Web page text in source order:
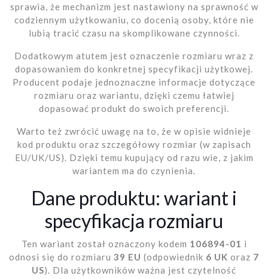
sprawia, że mechanizm jest nastawiony na sprawność w
codziennym użytkowaniu, co docenią osoby, które nie
lubią tracić czasu na skomplikowane czynności.
Dodatkowym atutem jest oznaczenie rozmiaru wraz z
dopasowaniem do konkretnej specyfikacji użytkowej.
Producent podaje jednoznaczne informacje dotyczące
rozmiaru oraz wariantu, dzięki czemu łatwiej
dopasować produkt do swoich preferencji.
Warto też zwrócić uwagę na to, że w opisie widnieje
kod produktu oraz szczegółowy rozmiar (w zapisach
EU/UK/US). Dzięki temu kupujący od razu wie, z jakim
wariantem ma do czynienia.
Dane produktu: wariant i
specyfikacja rozmiaru
Ten wariant został oznaczony kodem 106894-01 i
odnosi się do rozmiaru 39 EU (odpowiednik 6 UK oraz 7
US). Dla użytkowników ważna jest czytelność